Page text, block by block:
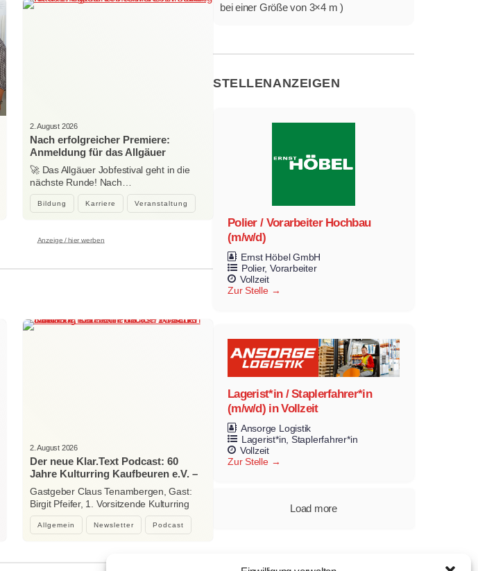
Bildung Karriere Veranstaltung
2. August 2026
Nach erfolgreicher Premiere:
Anmeldung für das Allgäuer
Jobfestival 2027 startet
🚀 Das Allgäuer Jobfestival geht in die
nächste Runde! Nach…
Anzeige / hier werben
Allgemein Newsletter Podcast
2. August 2026
Der neue Klar.Text Podcast: 60
Jahre Kulturring Kaufbeuren e.V. –
zwischen Jubiläum, Ehrenamt und
der Kraft der Kultur
Gastgeber Claus Tenambergen, Gast:
Birgit Pfeifer, 1. Vorsitzende Kulturring
Kaufbeuren…
bei einer Größe von 3×4 m )
STELLENANZEIGEN
Polier / Vorarbeiter Hochbau
(m/w/d)
Ernst Höbel GmbH
Polier Vorarbeiter
Vollzeit
Zur Stelle
Lagerist*in / Staplerfahrer*in
(m/w/d) in Vollzeit
Ansorge Logistik
Lagerist*in Staplerfahrer*in
Vollzeit
Zur Stelle
Load more